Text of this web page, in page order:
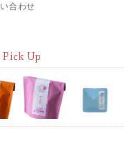
合わせ
Up